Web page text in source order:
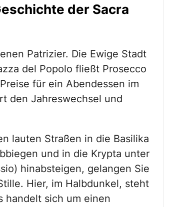
der Sacra
Patrizier. Die Ewige Stadt
del Popolo fließt Prosecco
für ein Abendessen im
den Jahreswechsel und
lauten Straßen in die Basilika
und in die Krypta unter
hinabsteigen, gelangen Sie
Hier, im Halbdunkel, steht
handelt sich um einen